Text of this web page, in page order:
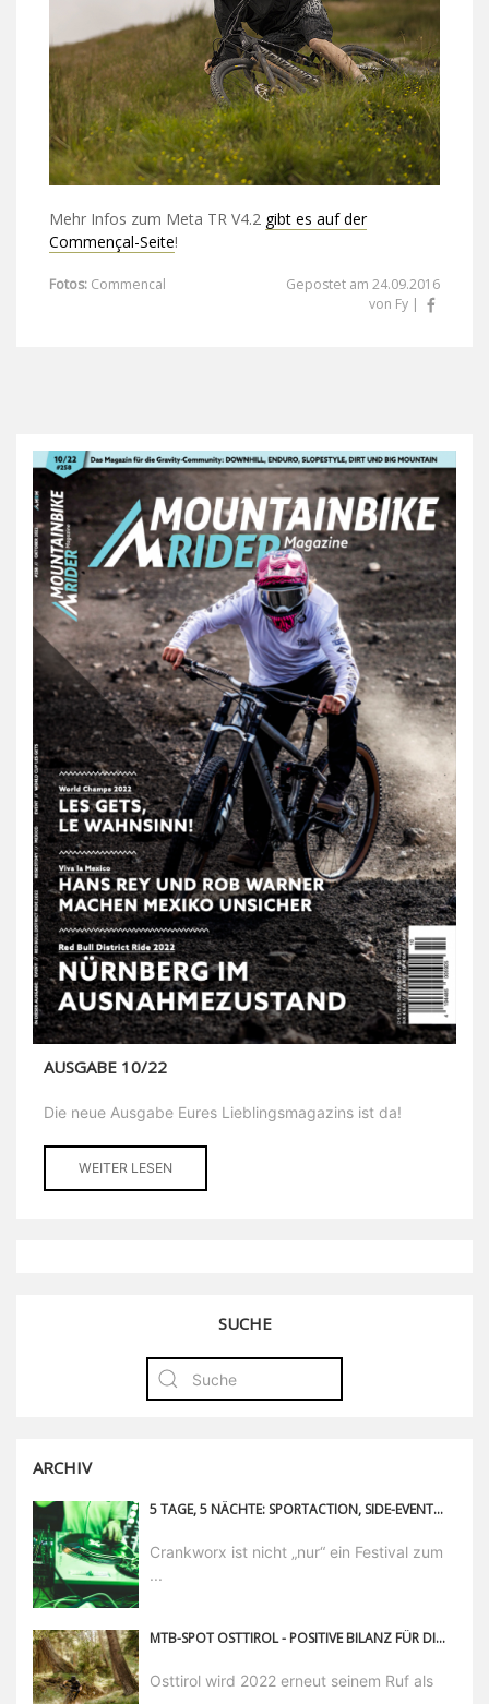
Mehr Infos zum Meta TR V4.2 gibt es auf der
Commençal-Seite!
Fotos: Commencal
Gepostet am 24.09.2016
von Fy |
AUSGABE 10/22
Die neue Ausgabe Eures Lieblingsmagazins ist da!
WEITER LESEN
SUCHE
ARCHIV
5 TAGE, 5 NÄCHTE: SPORTACTION, SIDE-EVENTS UND PARTY NIGHTS – 120 STUNDEN FEINSTES CRANKWORX
Crankworx ist nicht „nur“ ein Festival zum
...
MTB-SPOT OSTTIROL - POSITIVE BILANZ FÜR DIE BIKE-SAISON 2022
Osttirol wird 2022 erneut seinem Ruf als